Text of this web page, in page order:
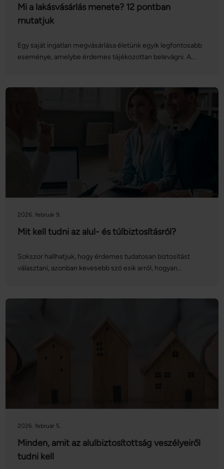
Mi a lakásvásárlás menete? 12 pontban
mutatjuk
Egy saját ingatlan megvásárlása életünk egyik legfontosabb
eseménye, amelybe érdemes tájékozottan belevágni. A
2026. február 9.
Mit kell tudni az alul- és túlbiztosításról?
Sokszor hallhatjuk, hogy érdemes tudatosan biztosítást
választani, azonban kevesebb szó esik arról, hogyan
2026. február 5.
Minden, amit az alulbiztosítottság veszélyeiről
tudni kell